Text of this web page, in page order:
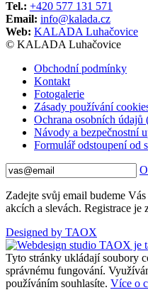
Tel.: +420 577 131 571
Email: info@kalada.cz
Web: KALADA Luhačovice
© KALADA Luhačovice
Obchodní podmínky
Kontakt
Fotogalerie
Zásady používání
Ochrana osobních údajů
Návody a bezpečnostní
Formulář odstoupení od
Zadejte svůj email budeme
akcích a slevách. Registrace
Designed by TAOX
Tyto stránky ukládají soubory
správnému fungování.
používáním souhlasíte. Více o